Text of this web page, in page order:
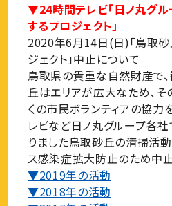
▼24時間テレビ「日ノ丸グ
するプロジェクト」
2020年6月14日(日)「鳥取
ジェクト」中止について
鳥取県の貴重な自然財産で
丘はエリアが広大なため、
くの市民ボランティアの協力
レビなど日ノ丸グループ各
りました鳥取砂丘の清掃活
ス感染症拡大防止のため中止
▼2019年の活動
▼2018年の活動